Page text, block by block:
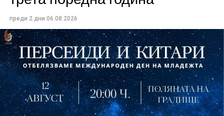
изпълнители GoGo, Toria, ZoV & Vakavliev.
преди 2 дни 06.08.2026